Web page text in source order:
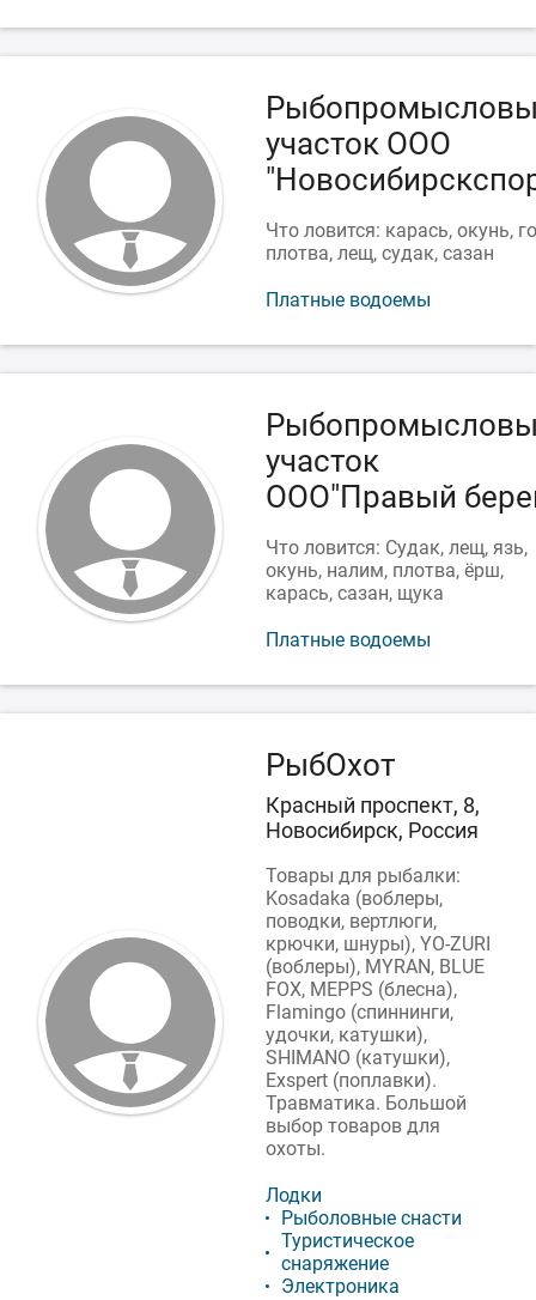
участок ООО
Что ловится: карась, окунь,
плотва, лещ, судак, сазан
Платные водоемы
участок
ООО"Правый
Что ловится: Судак, лещ, язь,
окунь, налим, плотва, ёрш,
карась, сазан, щука
Платные водоемы
РыбОхот
Красный проспект, 8,
Новосибирск, Россия
Товары для рыбалки:
Kosadaka (воблеры,
поводки, вертлюги,
крючки, шнуры), YO-ZURI
(воблеры), MYRAN, BLUE
FOX, MEPPS (блесна),
Flamingo (спиннинги,
удочки, катушки),
SHIMANO (катушки),
Exspert (поплавки).
Травматика. Большой
выбор товаров для
охоты.
Лодки
Рыболовные снасти
Туристическое
снаряжение
Электроника